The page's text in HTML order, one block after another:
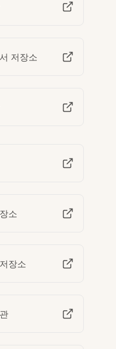
저장소
소
장소